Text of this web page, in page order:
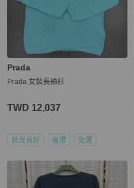
Prada
Prada 女裝長袖衫
TWD 12,037
狀況良好 香港 免運